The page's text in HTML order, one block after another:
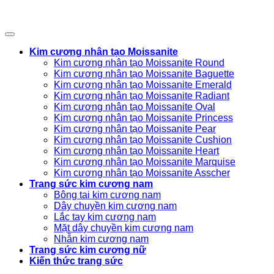
Kim cương nhân tạo Moissanite
Kim cương nhân tạo Moissanite Round
Kim cương nhân tạo Moissanite Baguette
Kim cương nhân tạo Moissanite Emerald
Kim cương nhân tạo Moissanite Radiant
Kim cương nhân tạo Moissanite Oval
Kim cương nhân tạo Moissanite Princess
Kim cương nhân tạo Moissanite Pear
Kim cương nhân tạo Moissanite Cushion
Kim cương nhân tạo Moissanite Heart
Kim cương nhân tạo Moissanite Marquise
Kim cương nhân tạo Moissanite Asscher
Trang sức kim cương nam
Bông tai kim cương nam
Dây chuyền kim cương nam
Lắc tay kim cương nam
Mặt dây chuyền kim cương nam
Nhẫn kim cương nam
Trang sức kim cương nữ
Kiến thức trang sức